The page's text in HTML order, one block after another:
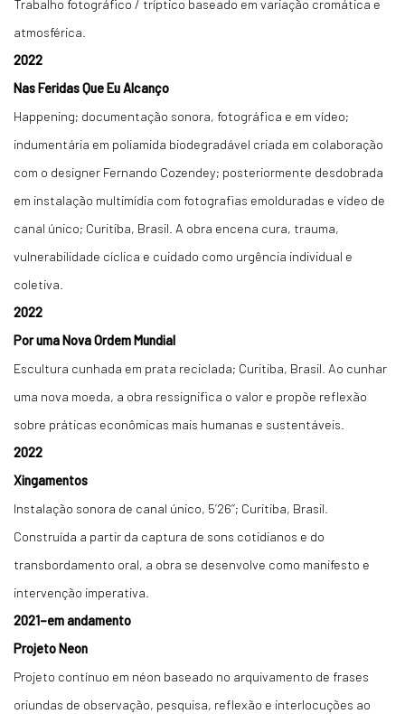
Trabalho fotográfico / tríptico baseado em variação cromática e
atmosférica.
2022
Nas Feridas Que Eu Alcanço
Happening; documentação sonora, fotográfica e em vídeo;
indumentária em poliamida biodegradável criada em colaboração
com o designer Fernando Cozendey; posteriormente desdobrada
em instalação multimídia com fotografias emolduradas e vídeo de
canal único; Curitiba, Brasil. A obra encena cura, trauma,
vulnerabilidade cíclica e cuidado como urgência individual e
coletiva.
2022
Por uma Nova Ordem Mundial
Escultura cunhada em prata reciclada; Curitiba, Brasil. Ao cunhar
uma nova moeda, a obra ressignifica o valor e propõe reflexão
sobre práticas econômicas mais humanas e sustentáveis.
2022
Xingamentos
Instalação sonora de canal único, 5’26’’; Curitiba, Brasil.
Construída a partir da captura de sons cotidianos e do
transbordamento oral, a obra se desenvolve como manifesto e
intervenção imperativa.
2021–em andamento
Projeto Neon
Projeto contínuo em néon baseado no arquivamento de frases
oriundas de observação, pesquisa, reflexão e interlocuções ao